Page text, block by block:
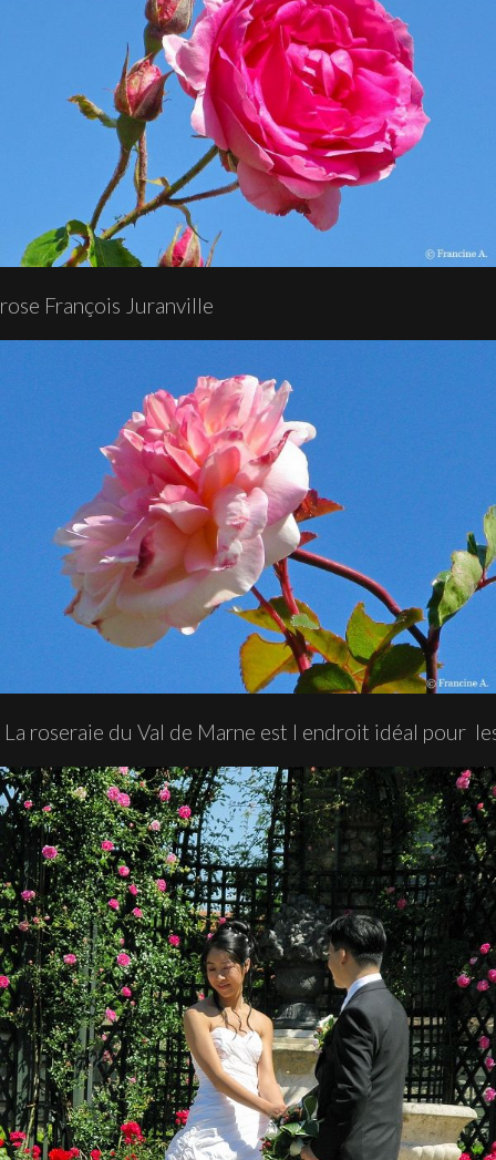
rose François Juranville
La roseraie du Val de Marne est l endroit idéal pour